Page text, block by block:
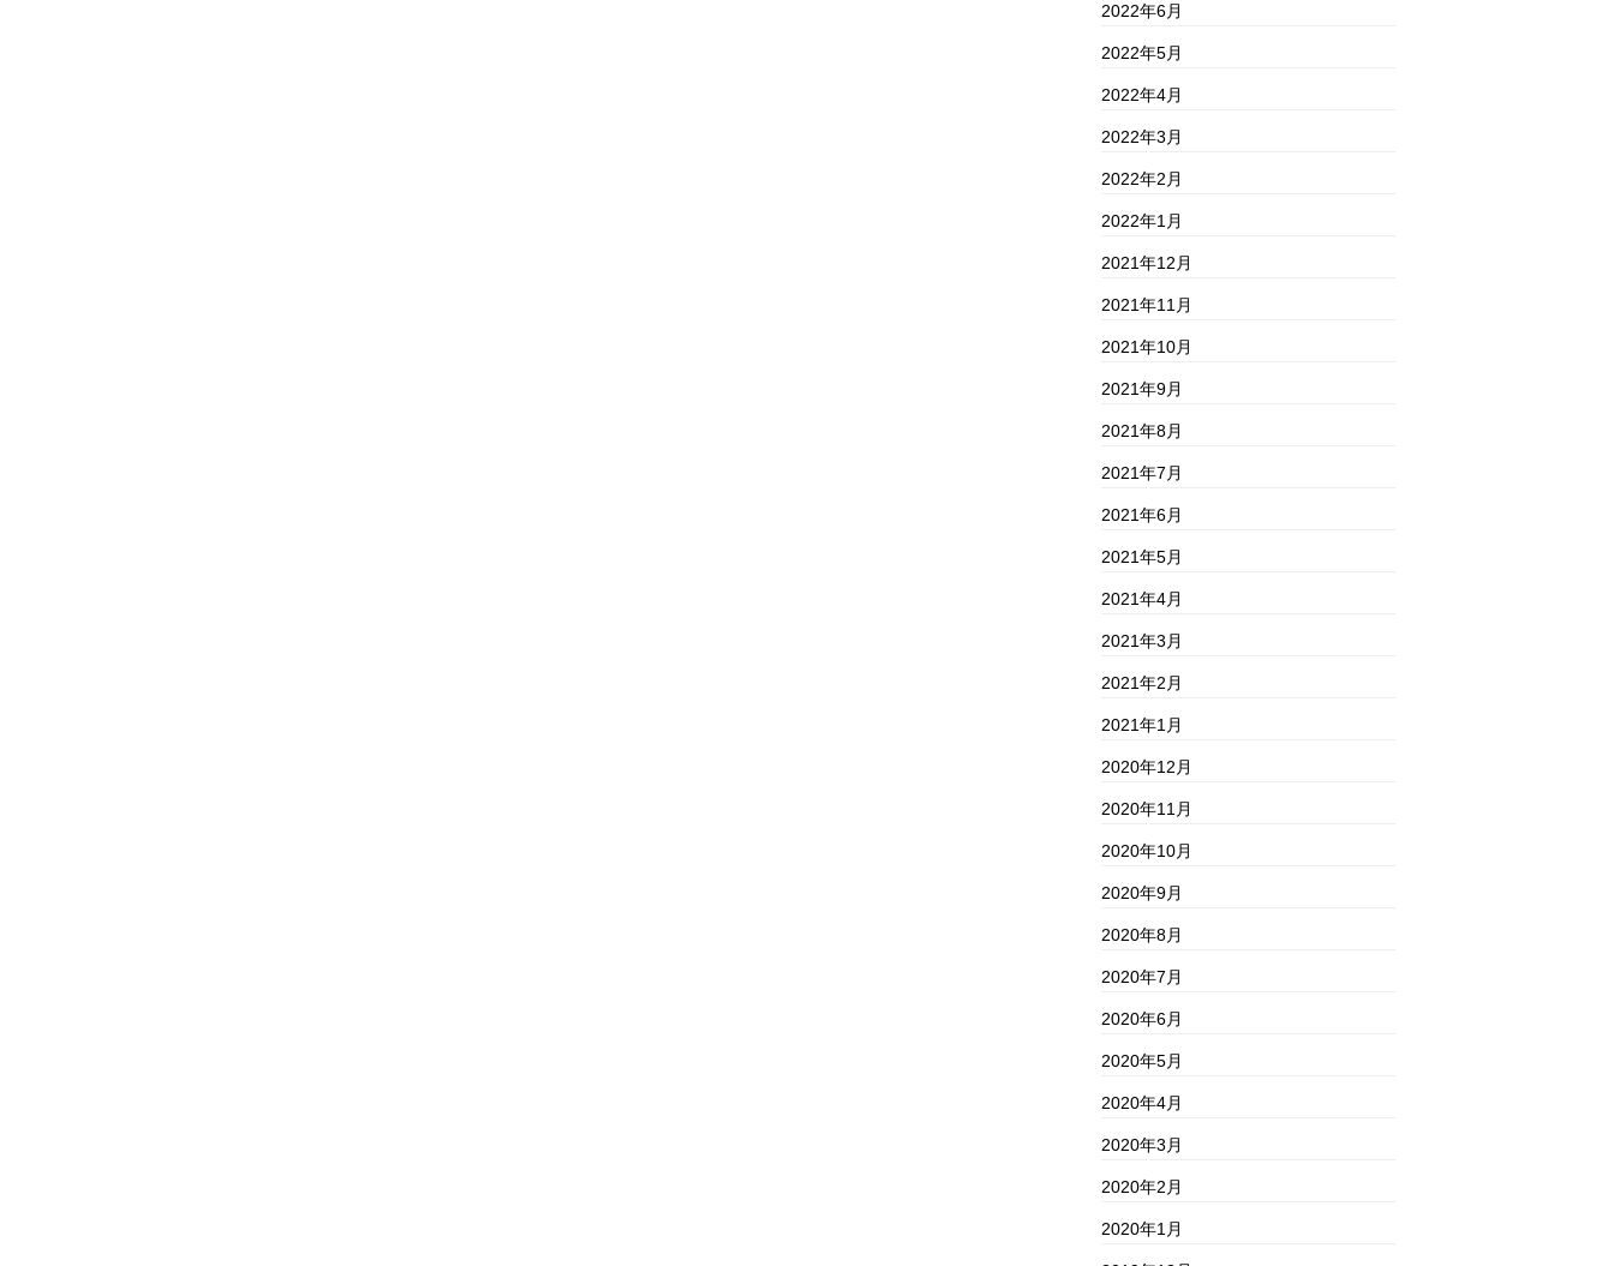
2022年6月
2022年5月
2022年4月
2022年3月
2022年2月
2022年1月
2021年12月
2021年11月
2021年10月
2021年9月
2021年8月
2021年7月
2021年6月
2021年5月
2021年4月
2021年3月
2021年2月
2021年1月
2020年12月
2020年11月
2020年10月
2020年9月
2020年8月
2020年7月
2020年6月
2020年5月
2020年4月
2020年3月
2020年2月
2020年1月